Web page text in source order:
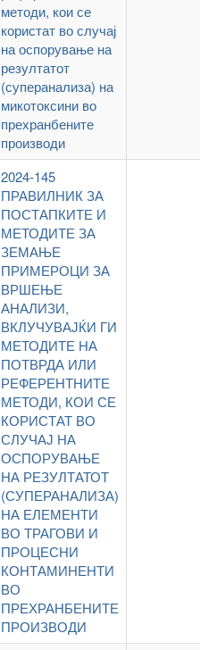
методи, кои се
користат во случај
на оспорување на
резултатот
(суперанализа) на
микотоксини во
прехранбените
производи
2024-145
ПРАВИЛНИК ЗА
ПОСТАПКИТЕ И
МЕТОДИТЕ ЗА
ЗЕМАЊЕ
ПРИМЕРОЦИ ЗА
ВРШЕЊЕ
АНАЛИЗИ,
ВКЛУЧУВАЈЌИ ГИ
МЕТОДИТЕ НА
ПОТВРДА ИЛИ
РЕФЕРЕНТНИТЕ
МЕТОДИ, КОИ СЕ
КОРИСТАТ ВО
СЛУЧАЈ НА
ОСПОРУВАЊЕ
НА РЕЗУЛТАТОТ
(СУПЕРАНАЛИЗА)
НА ЕЛЕМЕНТИ
ВО ТРАГОВИ И
ПРОЦЕСНИ
КОНТАМИНЕНТИ
ВО
ПРЕХРАНБЕНИТЕ
ПРОИЗВОДИ